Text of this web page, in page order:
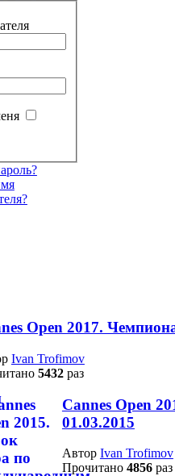
Open 2017.
Ivan Trofimov
5432раз
Cannes Open
01.03.2015
Автор Ivan Trofimov
Прочитано 4856раз